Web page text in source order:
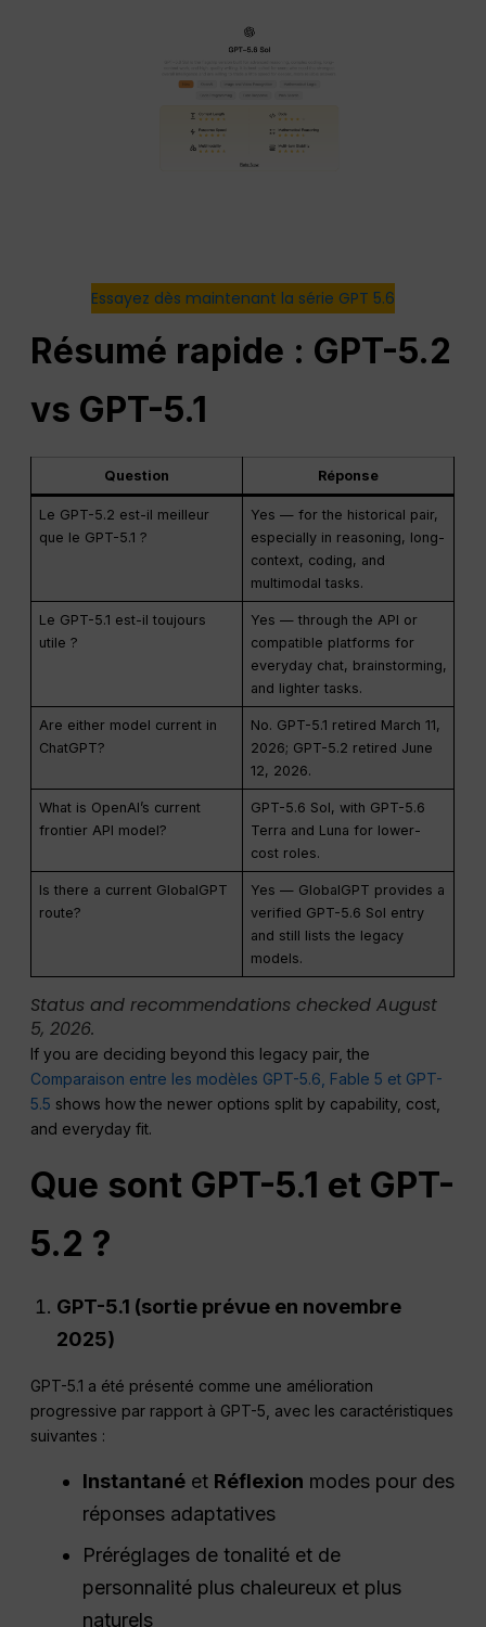
Essayez dès maintenant la série GPT 5.6
Résumé rapide : GPT-5.2
vs GPT-5.1
Question Réponse
Le GPT-5.2 est-il meilleur
que le GPT-5.1 ?
Yes — for the historical pair,
especially in reasoning, long-
context, coding, and
multimodal tasks.
Le GPT-5.1 est-il toujours
utile ?
Yes — through the API or
compatible platforms for
everyday chat, brainstorming,
and lighter tasks.
Are either model current in
ChatGPT?
No. GPT-5.1 retired March 11,
2026; GPT-5.2 retired June
12, 2026.
What is OpenAI’s current
frontier API model?
GPT-5.6 Sol, with GPT-5.6
Terra and Luna for lower-
cost roles.
Is there a current GlobalGPT
route?
Yes — GlobalGPT provides a
verified GPT-5.6 Sol entry
and still lists the legacy
models.
Status and recommendations checked August
5, 2026.
If you are deciding beyond this legacy pair, the
Comparaison entre les modèles GPT-5.6, Fable 5 et GPT-
5.5 shows how the newer options split by capability, cost,
and everyday fit.
Que sont GPT-5.1 et GPT-
5.2 ?
GPT-5.1 (sortie prévue en novembre
2025)
GPT-5.1 a été présenté comme une amélioration
progressive par rapport à GPT-5, avec les caractéristiques
suivantes :
Instantané et Réflexion modes pour des
réponses adaptatives
Préréglages de tonalité et de
personnalité plus chaleureux et plus
naturels